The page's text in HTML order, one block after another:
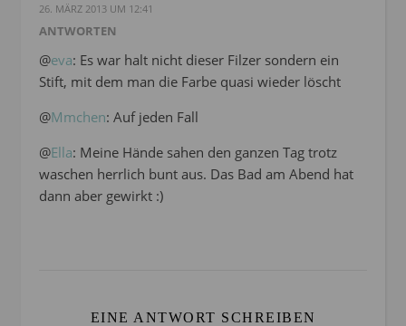
26. MÄRZ 2013 UM 12:41
ANTWORTEN
@eva: Es war halt nicht dieser Filzer sondern ein
Stift, mit dem man die Farbe quasi wieder löscht
@Mmchen: Auf jeden Fall
@Ella: Meine Hände sahen den ganzen Tag trotz
waschen herrlich bunt aus. Das Bad am Abend hat
dann aber gewirkt :)
EINE ANTWORT SCHREIBEN